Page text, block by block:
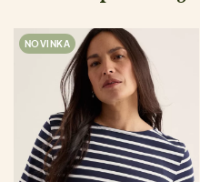
NOVINKA